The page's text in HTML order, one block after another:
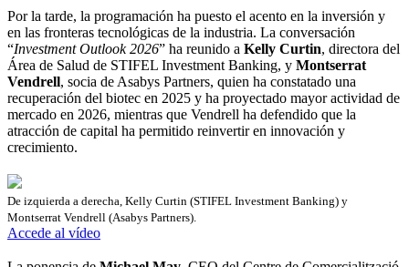
Por la tarde, la programación ha puesto el acento en la inversión y
en las fronteras tecnológicas de la industria. La conversación
“Investment Outlook 2026” ha reunido a Kelly Curtin, directora del
Área de Salud de STIFEL Investment Banking, y Montserrat
Vendrell, socia de Asabys Partners, quien ha constatado una
recuperación del biotec en 2025 y ha proyectado mayor actividad de
mercado en 2026, mientras que Vendrell ha defendido que la
atracción de capital ha permitido reinvertir en innovación y
crecimiento.
De izquierda a derecha, Kelly Curtin (STIFEL Investment Banking) y
Montserrat Vendrell (Asabys Partners).
Accede al vídeo